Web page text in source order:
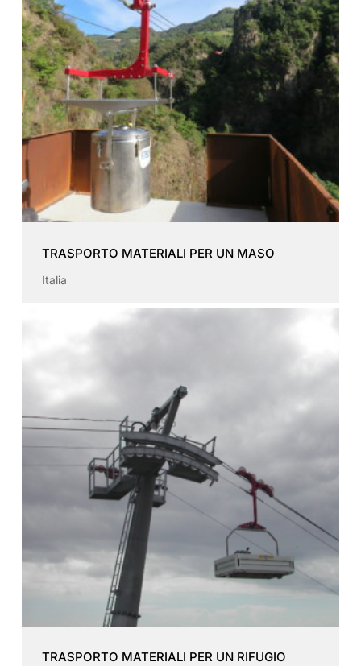
TRASPORTO MATERIALI PER UN MASO
Italia
TRASPORTO MATERIALI PER UN RIFUGIO